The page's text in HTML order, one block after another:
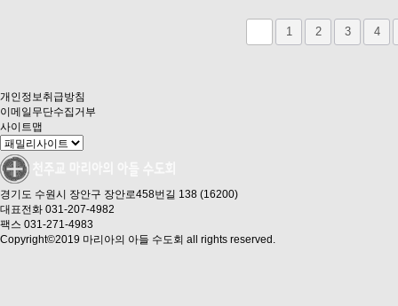
1 2 3 4
개인정보취급방침
이메일무단수집거부
사이트맵
경기도 수원시 장안구 장안로458번길 138 (16200)
대표전화 031-207-4982
팩스 031-271-4983
Copyright©2019 마리아의 아들 수도회 all rights reserved.